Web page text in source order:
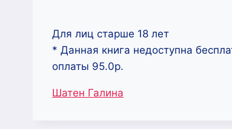
Для лиц старше 18 лет
* Данная книга недоступна
оплаты 95.0р.
Метки
Шатен Галина